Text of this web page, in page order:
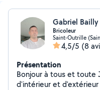
Gabriel Bailly
Bricoleur
Saint-Outrille
4,5/5 (8
Présentation
Bonjour à tous et toute Je recherche des travaux
d'intérieur et d'extérieur Maçonnerie placo peinture